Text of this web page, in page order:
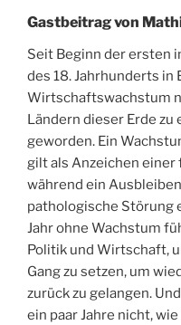
Gastbeitrag von
Seit Beginn der ersten
des 18. Jahrhunderts in
Wirtschaftswachstum
Ländern dieser Erde zu
geworden. Ein
gilt als Anzeichen
während ein
pathologische Störung
Jahr ohne Wachstum
Politik und Wirtschaft,
Gang zu setzen, um
zurück zu gelangen.
ein paar Jahre nicht,